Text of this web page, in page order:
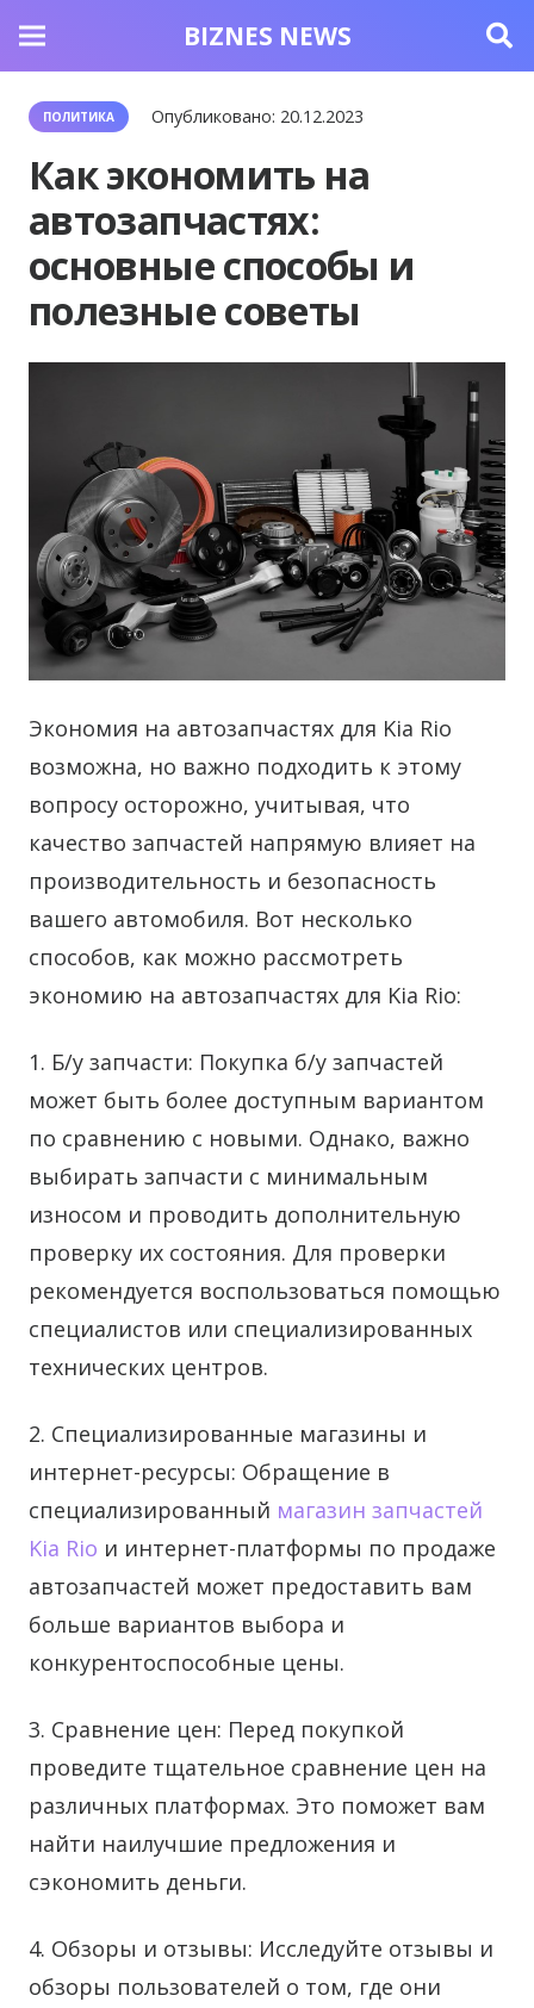
BIZNES NEWS
ПОЛИТИКА Опубликовано: 20.12.2023
Как экономить на
автозапчастях:
основные способы и
полезные советы
Экономия на автозапчастях для Kia Rio
возможна, но важно подходить к этому
вопросу осторожно, учитывая, что
качество запчастей напрямую влияет на
производительность и безопасность
вашего автомобиля. Вот несколько
способов, как можно рассмотреть
экономию на автозапчастях для Kia Rio:
1. Б/у запчасти: Покупка б/у запчастей
может быть более доступным вариантом
по сравнению с новыми. Однако, важно
выбирать запчасти с минимальным
износом и проводить дополнительную
проверку их состояния. Для проверки
рекомендуется воспользоваться помощью
специалистов или специализированных
технических центров.
2. Специализированные магазины и
интернет-ресурсы: Обращение в
специализированный магазин запчастей
Kia Rio и интернет-платформы по продаже
автозапчастей может предоставить вам
больше вариантов выбора и
конкурентоспособные цены.
3. Сравнение цен: Перед покупкой
проведите тщательное сравнение цен на
различных платформах. Это поможет вам
найти наилучшие предложения и
сэкономить деньги.
4. Обзоры и отзывы: Исследуйте отзывы и
обзоры пользователей о том, где они